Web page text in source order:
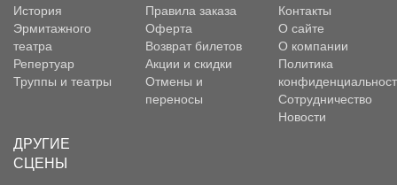
История
Эрмитажного
театра
Репертуар
Труппы и театры
Правила заказа
Оферта
Возврат билетов
Акции и скидки
Отмены и
переносы
Контакты
О сайте
О компании
Политика
Сотрудничество
Новости
ДРУГИЕ
СЦЕНЫ